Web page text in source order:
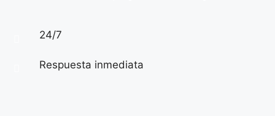
24/7
Respuesta inmediata